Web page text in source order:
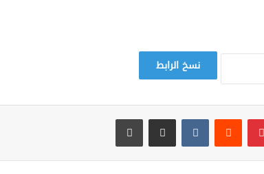
نسخ الرابط
بينتيريست مشاركة عبر البريد طباعة
الأستاذ. سعيد بن عبدالله الجمعان الغانمي
الغامدي. أديب ومؤرخ وشاعر . وهذه